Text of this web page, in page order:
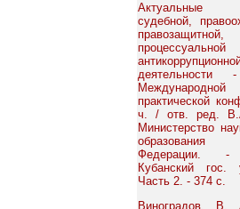
Актуальные
судебной,
деятельности
практической
ч. / отв. ред.
Министерство
образования
Федерации. -
Кубанский
Часть 2. - 374 с.
Виноградов, В.